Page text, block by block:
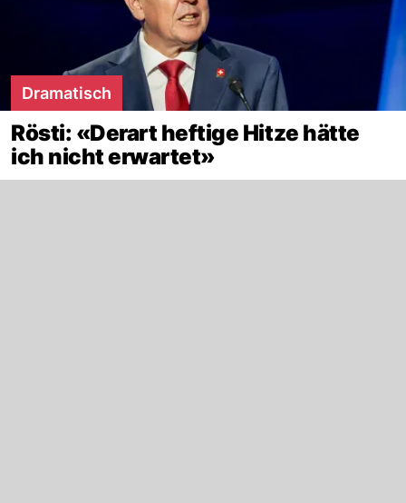
Dramatisch
Rösti: «Derart heftige Hitze hätte
ich nicht erwartet»